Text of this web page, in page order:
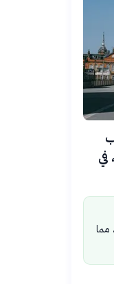
في
مما